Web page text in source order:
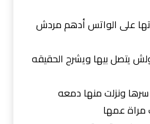
على الواتس أدهم مردش
يتصل بيها ويشرح الحقيقه
ونزلت منها دمعه
عمها